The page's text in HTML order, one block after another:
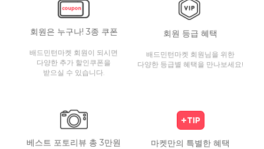
회원은 누구나! 3종 쿠폰
배드민턴마켓 회원이 되시면
다양한 추가 할인쿠폰을
받으실 수 있습니다.
회원 등급 혜택
배드민턴마켓 회원님을 위한
다양한 등급별 혜택을 만나보세요!
베스트 포토리뷰 총 3만원 마켓만의 특별한 혜택